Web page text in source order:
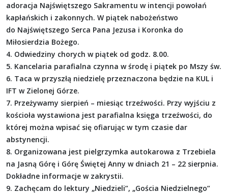
adoracja Najświętszego Sakramentu w intencji powołań
kapłańskich i zakonnych. W piątek nabożeństwo
do Najświętszego Serca Pana Jezusa i Koronka do
Miłosierdzia Bożego.
4. Odwiedziny chorych w piątek od godz. 8.00.
5. Kancelaria parafialna czynna w środę i piątek po Mszy św.
6. Taca w przyszłą niedzielę przeznaczona będzie na KUL i
IFT w Zielonej Górze.
7. Przeżywamy sierpień – miesiąc trzeźwości. Przy wyjściu z
kościoła wystawiona jest parafialna księga trzeźwości, do
której można wpisać się ofiarując w tym czasie dar
abstynencji.
8. Organizowana jest pielgrzymka autokarowa z Trzebiela
na Jasną Górę i Górę Świętej Anny w dniach 21 – 22 sierpnia.
Dokładne informacje w zakrystii.
9. Zachęcam do lektury „Niedzieli”, „Gościa Niedzielnego”